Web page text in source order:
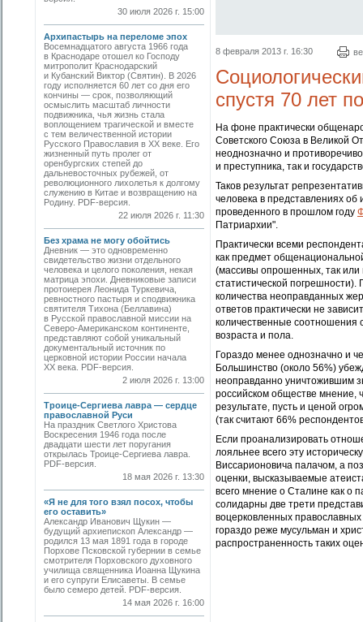
30 июля 2026 г. 15:00
Архипастырь на переломе эпох
Восемнадцатого августа 1966 года
в Краснодаре отошел ко Господу
митрополит Краснодарский
и Кубанский Виктор (Святин). В 2026
году исполняется 60 лет со дня его
кончины — срок, позволяющий
осмыслить масштаб личности
подвижника, чья жизнь стала
воплощением трагической и вместе
с тем величественной истории
Русского Православия в XX веке. Его
жизненный путь пролег от
оренбургских степей до
дальневосточных рубежей, от
революционного лихолетья к долгому
служению в Китае и возвращению на
Родину. PDF-версия.
22 июля 2026 г. 11:30
Без храма не могу обойтись
Дневник — это одновременно
свидетельство жизни отдельного
человека и целого поколения, некая
матрица эпохи. Дневниковые записи
протоиерея Леонида Туркевича,
ревностного пастыря и сподвижника
святителя Тихона (Беллавина)
в Русской православной миссии на
Северо-Американском континенте,
представляют собой уникальный
документальный источник по
церковной истории России начала
ХХ века. PDF-версия.
2 июля 2026 г. 13:00
Троице-Сергиева лавра — сердце
православной Руси
На праздник Светлого Христова
Воскресения 1946 года после
двадцати шести лет поругания
открылась Троице-Сергиева лавра.
PDF-версия.
18 мая 2026 г. 13:30
«Я не для того взял посох, чтобы
его оставить»
Александр Иванович Щукин —
будущий архиепископ Александр —
родился 13 мая 1891 года в городе
Порхове Псковской губернии в семье
смотрителя Порховского духовного
училища священника Иоанна Щукина
и его супруги Елисаветы. В семье
было семеро детей. PDF-версия.
14 мая 2026 г. 16:00
8 февраля 2013 г. 16:30
спустя 70 лет
На фоне практически
Советского Союза в Великой
неоднозначно и
и преступника, так и
Таков результат
человека в представлениях об
проведенного в прошлом году
Патриархии".
Практически всеми
как предмет
(массивы опрошенных, так или
статистической
количества неоправданных
ответов практически не
количественные соотношения
возраста и пола.
Гораздо менее однозначно и
Большинство (около 56%)
неоправданно уничтожившим
российском обществе мнение,
результате, пусть и ценой
(так считают 66%
Если проанализировать
лояльнее всего эту
Виссарионовича палачом, а
оценки, высказываемые
всего мнение о Сталине как о
солидарны две трети
воцерковленных
гораздо реже мусульман и
распространенность таких